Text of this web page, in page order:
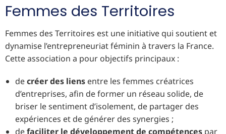
Femmes des Territoires
Femmes des Territoires est une initiative qui soutient et
dynamise l’entrepreneuriat féminin à travers la France.
Cette association a pour objectifs principaux :
decréer des liens entre les femmes créatrices
d’entreprises, afin de former un réseau solide, de
briser le sentiment d’isolement, de partager des
expériences et de générer des synergies ;
defaciliter le développement de compétences par